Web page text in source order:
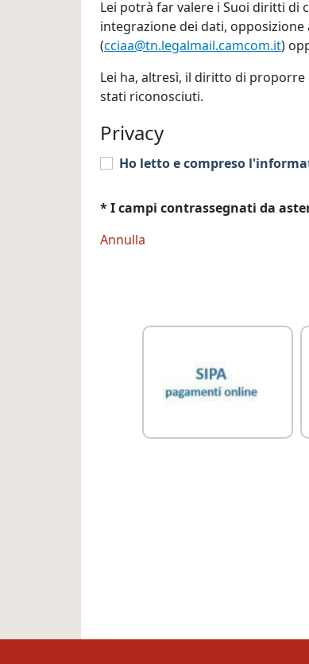
Lei potrà far valere i Suoi diritti di
integrazione dei dati, opposizione
(cciaa@tn.legalmail.camcom.it)
Lei ha, altresì, il diritto di
stati riconosciuti.
Privacy
Ho letto e compreso
* I campi contrassegnati da
Annulla
Link Utili